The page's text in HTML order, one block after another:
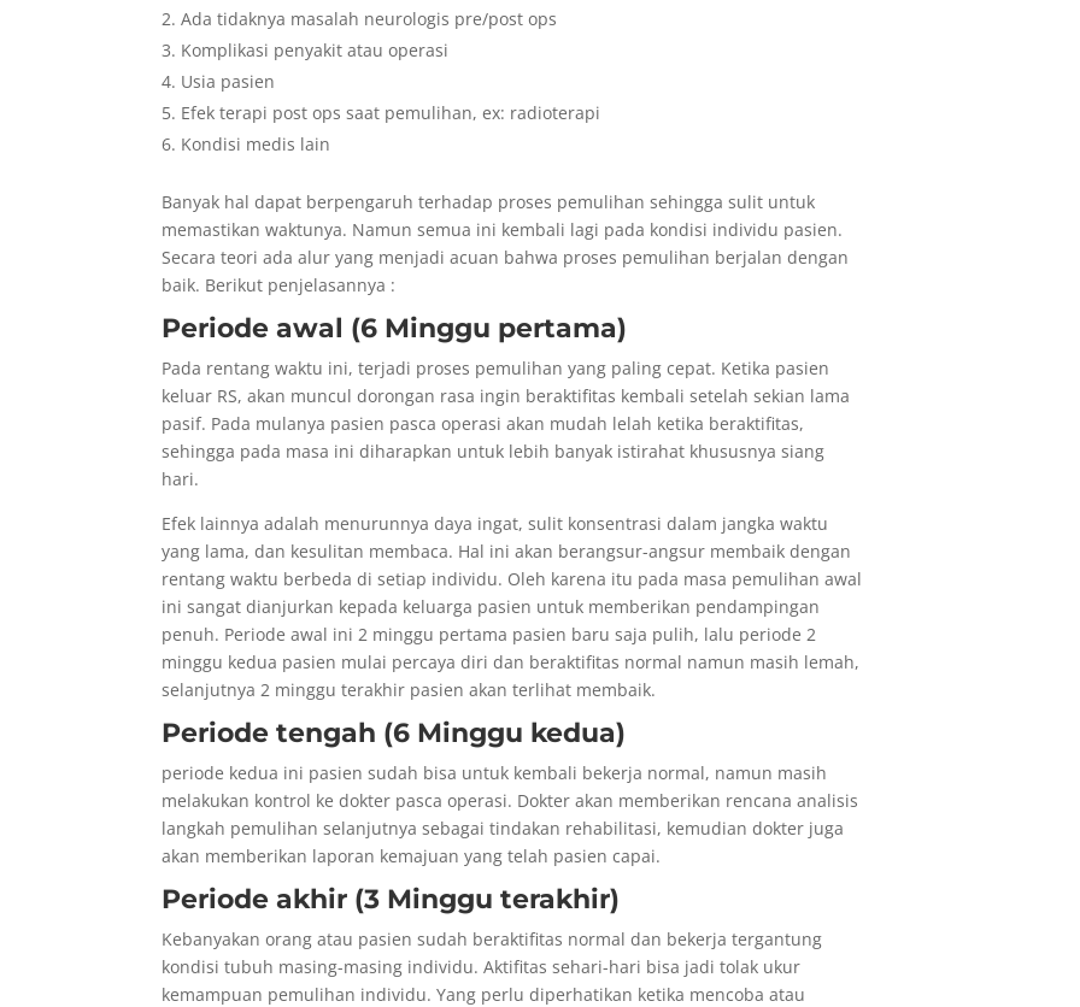
Ada tidaknya masalah neurologis pre/post ops
Komplikasi penyakit atau operasi
Usia pasien
Efek terapi post ops saat pemulihan, ex: radioterapi
Kondisi medis lain
Banyak hal dapat berpengaruh terhadap proses pemulihan sehingga sulit untuk
memastikan waktunya. Namun semua ini kembali lagi pada kondisi individu pasien.
Secara teori ada alur yang menjadi acuan bahwa proses pemulihan berjalan dengan
baik. Berikut penjelasannya :
Periode awal (6 Minggu pertama)
Pada rentang waktu ini, terjadi proses pemulihan yang paling cepat. Ketika pasien
keluar RS, akan muncul dorongan rasa ingin beraktifitas kembali setelah sekian lama
pasif. Pada mulanya pasien pasca operasi akan mudah lelah ketika beraktifitas,
sehingga pada masa ini diharapkan untuk lebih banyak istirahat khususnya siang
hari.
Efek lainnya adalah menurunnya daya ingat, sulit konsentrasi dalam jangka waktu
yang lama, dan kesulitan membaca. Hal ini akan berangsur-angsur membaik dengan
rentang waktu berbeda di setiap individu. Oleh karena itu pada masa pemulihan awal
ini sangat dianjurkan kepada keluarga pasien untuk memberikan pendampingan
penuh. Periode awal ini 2 minggu pertama pasien baru saja pulih, lalu periode 2
minggu kedua pasien mulai percaya diri dan beraktifitas normal namun masih lemah,
selanjutnya 2 minggu terakhir pasien akan terlihat membaik.
Periode tengah (6 Minggu kedua)
periode kedua ini pasien sudah bisa untuk kembali bekerja normal, namun masih
melakukan kontrol ke dokter pasca operasi. Dokter akan memberikan rencana analisis
langkah pemulihan selanjutnya sebagai tindakan rehabilitasi, kemudian dokter juga
akan memberikan laporan kemajuan yang telah pasien capai.
Periode akhir (3 Minggu terakhir)
Kebanyakan orang atau pasien sudah beraktifitas normal dan bekerja tergantung
kondisi tubuh masing-masing individu. Aktifitas sehari-hari bisa jadi tolak ukur
kemampuan pemulihan individu. Yang perlu diperhatikan ketika mencoba atau